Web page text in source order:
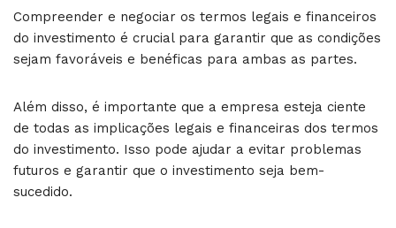
Compreender e negociar os termos legais e financeiros
do investimento é crucial para garantir que as condições
sejam favoráveis e benéficas para ambas as partes.
Além disso, é importante que a empresa esteja ciente
de todas as implicações legais e financeiras dos termos
do investimento. Isso pode ajudar a evitar problemas
futuros e garantir que o investimento seja bem-
sucedido.